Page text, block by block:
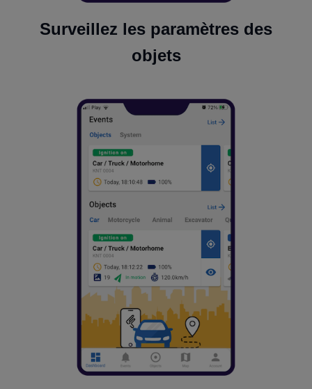
Surveillez les paramètres des
objets